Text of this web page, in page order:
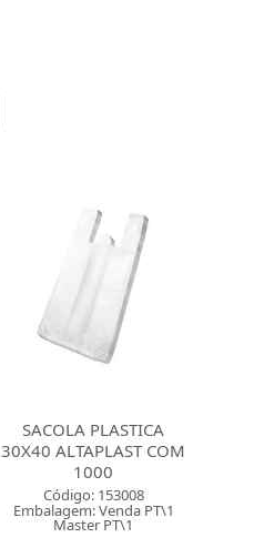
SACOLA PLASTICA
30X40 ALTAPLAST COM
1000
Código: 153008
Embalagem: Venda PT\1
Master PT\1